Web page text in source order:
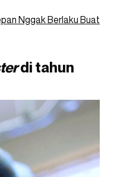
Nggak Berlaku Buat
di tahun